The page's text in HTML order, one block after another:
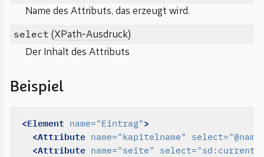
Name des Attributs, das erzeugt wird.
select (XPath-Ausdruck)
Der Inhalt des Attributs
Beispiel
<Element name="Eintrag">
<Attribute name="kapitelname" select=
<Attribute name="seite" select="sd:current-